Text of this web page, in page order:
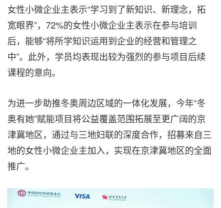
女性小微企业主表示“学习到了新知识、新理念，拓
宽眼界”，72%的女性小微企业主表示在参与培训
后，能够“将所学知识运用到企业的经营和管理之
中”。此外，学员均表现出较为强烈的参与项目后续
课程的意向。
为进一步助推冬奥周边区域的一体化发展，今年“冬
奥有她”赋能项目将公益覆盖范围拓展至更广阔的京
津冀地区，通过与三地妇联的深度合作，招募来自三
地的女性小微企业主加入，实现在京津冀地区的全面
推广。